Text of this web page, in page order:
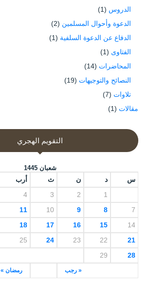
الدروس (1)
الدعوة وأحوال المسلمين (2)
الدفاع عن الدعوة السلفية (1)
الفتاوى (1)
المحاضرات (14)
النصائح والتوجيهات (19)
تلاوات (7)
مقالات (1)
التقويم الهجري
شعبان 1445
س د ن ث أرب
« رجب رمضان »
1
2
3
4
7
8
9
10
11
14
15
16
17
18
21
22
23
24
25
28
29